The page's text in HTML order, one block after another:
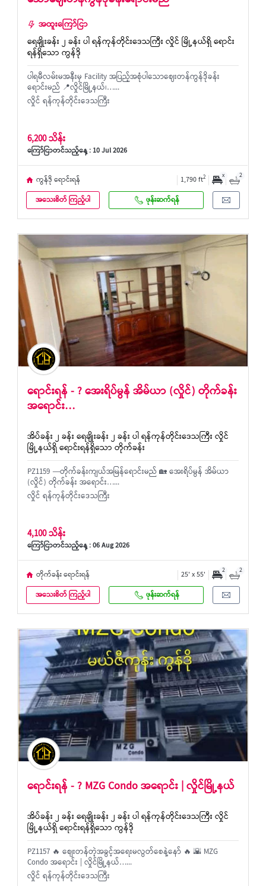
အထူးကြော်ငြာ
ရေချိုးခန်း ၂ ခန်း ပါ ရန်ကုန်တိုင်းဒေသကြီး လှိုင် မြို့နယ်ရှိ ရောင်း
ရန်ရှိသော ကွန်ဒို
ပါရမီလမ်းမအနီးမှ Facility အပြည့်အစုံပါသောဈေးတန်ကွန်ဒိုခန်း
ရောင်းမည် 📍လှိုင်မြို့နယ်၊…...
လှိုင် ရန်ကုန်တိုင်းဒေသကြီး
6,200 သိန်း
ကြော်ငြာတင်သည့်နေ့ : 10 Jul 2026
ကွန်ဒို ရောင်းရန် 1,790 ft2 x 2
အသေးစိတ် ကြည့်ပါ ဖုန်းဆက်ရန်
ရောင်းရန် - ? အေးရိပ်မွန် အိမ်ယာ (လှိုင်) တိုက်ခန်း
အရောင်း…
အိပ်ခန်း ၂ ခန်း ရေချိုးခန်း ၂ ခန်း ပါ ရန်ကုန်တိုင်းဒေသကြီး လှိုင်
မြို့နယ်ရှိ ရောင်းရန်ရှိသော တိုက်ခန်း
PZ1159 ⸻တိုက်ခန်းကျယ်အမြန်ရောင်းမည် 🏡 အေးရိပ်မွန် အိမ်ယာ
(လှိုင်) တိုက်ခန်း အရောင်း…...
လှိုင် ရန်ကုန်တိုင်းဒေသကြီး
4,100 သိန်း
ကြော်ငြာတင်သည့်နေ့ : 06 Aug 2026
တိုက်ခန်း ရောင်းရန် 25' x 55' 2 2
အသေးစိတ် ကြည့်ပါ ဖုန်းဆက်ရန်
ရောင်းရန် - ? MZG Condo အရောင်း | လှိုင်မြို့နယ်
အိပ်ခန်း ၂ ခန်း ရေချိုးခန်း ၂ ခန်း ပါ ရန်ကုန်တိုင်းဒေသကြီး လှိုင်
မြို့နယ်ရှိ ရောင်းရန်ရှိသော ကွန်ဒို
PZ1157 🔥 စျေးတန်တဲ့အခွင့်အရေးမလွတ်စေနဲ့နော် 🔥 🌇 MZG
Condo အရောင်း | လှိုင်မြို့နယ်…...
လှိုင် ရန်ကုန်တိုင်းဒေသကြီး